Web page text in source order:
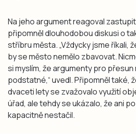
Na jeho argument reagoval
připomněl dlouhodobou diskusi o
stříbru města. „Vždycky jsme říkali,
by se město nemělo zbavovat.
si myslím, že argumenty pro přesun
podstatné,“ uvedl. Připomněl také,
dvaceti lety se zvažovalo využití
úřad, ale tehdy se ukázalo, že ani
kapacitně nestačil.